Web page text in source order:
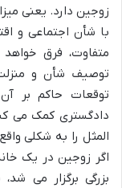
زوجین دارد. یعنی
با شأن اجتماعی و
متفاوت، فرق
توصیف شأن و
توقعات حاکم بر
دادگستری کمک می
المثل را به شکلی
اگر زوجین در یک
بزرگی برگزار می